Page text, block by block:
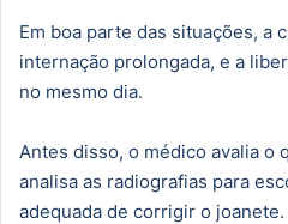
Em boa parte das situações, a
internação prolongada, e a
no mesmo dia.
Antes disso, o médico avalia o
analisa as radiografias para
adequada de corrigir o joanete.